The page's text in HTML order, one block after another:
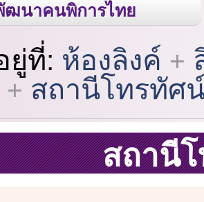
ฒนาคนพิการไทย
ที่: ห้องลิงค์
สถานีโทรทัศ
สถานี